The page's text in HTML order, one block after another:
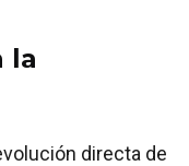
la
directa de